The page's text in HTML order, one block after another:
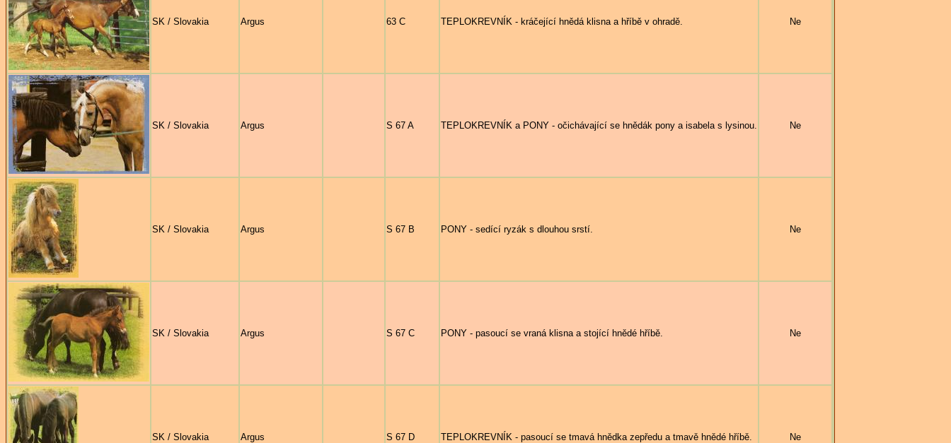
SK / Slovakia Argus 63 C TEPLOKREVNÍK - kráčející hnědá klisna a hříbě v ohradě. Ne
SK / Slovakia Argus S 67 A TEPLOKREVNÍK a PONY - očichávající se hnědák pony a isabela s lysinou. Ne
SK / Slovakia Argus S 67 B PONY - sedící ryzák s dlouhou srstí. Ne
SK / Slovakia Argus S 67 C PONY - pasoucí se vraná klisna a stojící hnědé hříbě. Ne
SK / Slovakia Argus S 67 D TEPLOKREVNÍK - pasoucí se tmavá hnědka zepředu a tmavě hnědé hříbě. Ne